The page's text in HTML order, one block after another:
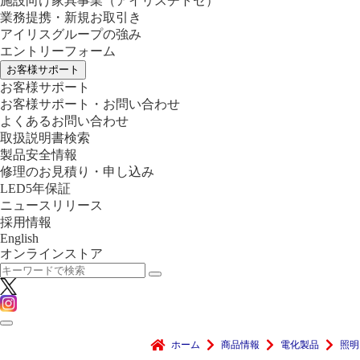
業務提携・新規お取引き
アイリスグループの強み
エントリーフォーム
お客様サポート
お客様サポート
お客様サポート・お問い合わせ
よくあるお問い合わせ
取扱説明書検索
製品安全情報
修理のお見積り・申し込み
LED5年保証
ニュースリリース
採用情報
English
オンラインストア
ホーム 商品情報 電化製品 照明